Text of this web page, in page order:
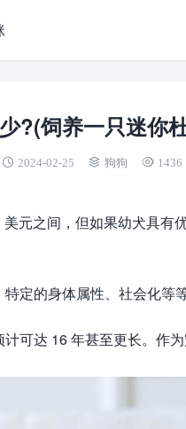
?(饲养一只迷你
2024-02-25 狗狗 1436
元之间，但如果幼犬具有
定的身体属性、社会化等
可达 16 年甚至更长。作